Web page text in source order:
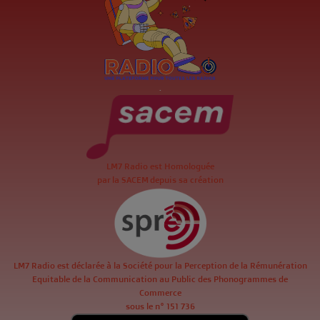
.
LM7 Radio est Homologuée
par la SACEM depuis sa création
LM7 Radio est déclarée à la Société pour la Perception de la Rémunération
Equitable de la Communication au Public des Phonogrammes de
Commerce
sous le n° 151 736